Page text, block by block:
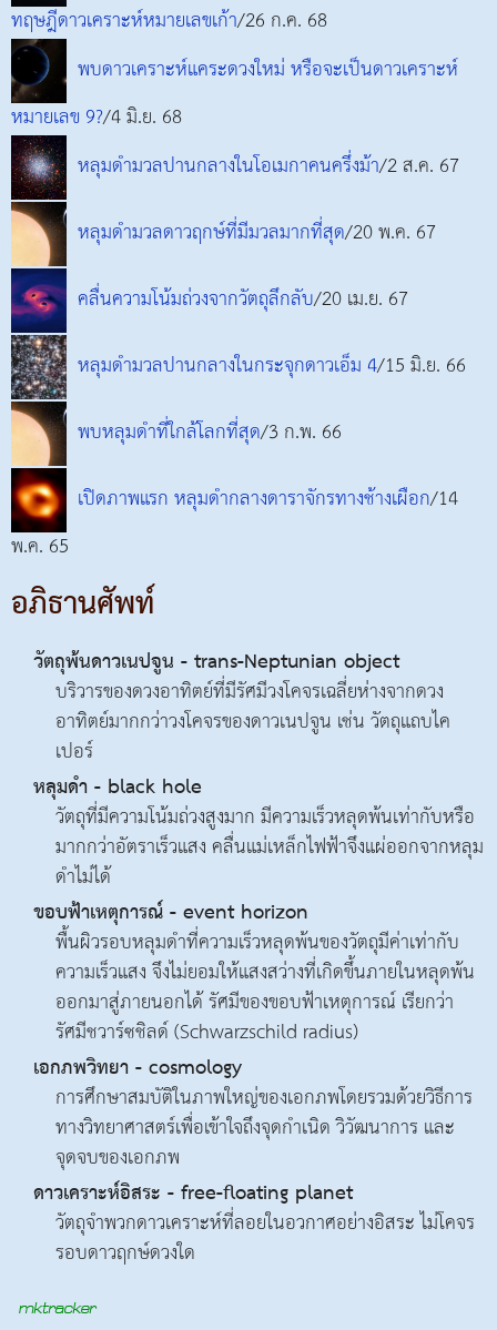
ทฤษฎีดาวเคราะห์หมายเลขเก้า/26 ก.ค. 68
พบดาวเคราะห์แคระดวงใหม่ หรือจะเป็นดาวเคราะห์
หมายเลข 9?/4 มิ.ย. 68
หลุมดำมวลปานกลางในโอเมกาคนครึ่งม้า/2 ส.ค. 67
หลุมดำมวลดาวฤกษ์ที่มีมวลมากที่สุด/20 พ.ค. 67
คลื่นความโน้มถ่วงจากวัตถุลึกลับ/20 เม.ย. 67
หลุมดำมวลปานกลางในกระจุกดาวเอ็ม 4/15 มิ.ย. 66
พบหลุมดำที่ใกล้โลกที่สุด/3 ก.พ. 66
เปิดภาพแรก หลุมดำกลางดาราจักรทางช้างเผือก/14
พ.ค. 65
อภิธานศัพท์
วัตถุพ้นดาวเนปจูน - trans-Neptunian object
บริวารของดวงอาทิตย์ที่มีรัศมีวงโคจรเฉลี่ยห่างจากดวง
อาทิตย์มากกว่าวงโคจรของดาวเนปจูน เช่น วัตถุแถบไค
เปอร์
หลุมดำ - black hole
วัตถุที่มีความโน้มถ่วงสูงมาก มีความเร็วหลุดพ้นเท่ากับหรือ
มากกว่าอัตราเร็วแสง คลื่นแม่เหล็กไฟฟ้าจึงแผ่ออกจากหลุม
ดำไม่ได้
ขอบฟ้าเหตุการณ์ - event horizon
พื้นผิวรอบหลุมดำที่ความเร็วหลุดพ้นของวัตถุมีค่าเท่ากับ
ความเร็วแสง จึงไม่ยอมให้แสงสว่างที่เกิดขึ้นภายในหลุดพ้น
ออกมาสู่ภายนอกได้ รัศมีของขอบฟ้าเหตุการณ์ เรียกว่า
รัศมีชวาร์ซชิลด์ (Schwarzschild radius)
เอกภพวิทยา - cosmology
การศึกษาสมบัติในภาพใหญ่ของเอกภพโดยรวมด้วยวิธีการ
ทางวิทยาศาสตร์เพื่อเข้าใจถึงจุดกำเนิด วิวัฒนาการ และ
จุดจบของเอกภพ
ดาวเคราะห์อิสระ - free-floating planet
วัตถุจำพวกดาวเคราะห์ที่ลอยในอวกาศอย่างอิสระ ไม่โคจร
รอบดาวฤกษ์ดวงใด